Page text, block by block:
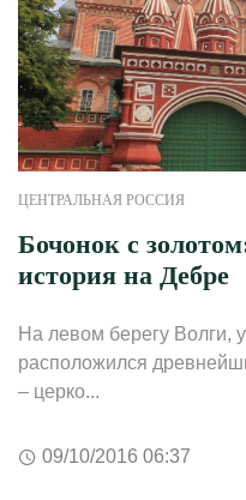
ЦЕНТРАЛЬНАЯ РОССИЯ
Бочонок с
история на Дебре
На левом берегу Волги,
расположился
– церко...
09/10/2016 06:37